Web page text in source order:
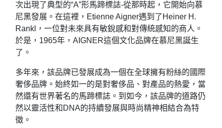
次出現了典型的“A”形馬蹄標誌-從那時起，它開始向慕
尼黑發展。在這裡，Etienne Aigner遇到了Heiner H.
Rankl，一位對未來具有敏銳感和對傳統感知的商人。
於是，1965年，AIGNER這個文化品牌在慕尼黑誕生
了。
多年來，該品牌已發展成為一個在全球擁有粉絲的國際
奢侈品牌。始終如一的是對奢侈品、對產品的熱愛，當
然還有世界著名的馬蹄標誌。到如今，該品牌的道路仍
然以靈活性和DNA的持續發展與時尚精神相結合為特
徵。